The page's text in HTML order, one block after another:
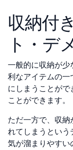
収納付
ト・ デ
一般的に収納が少
利なアイテムの一
にしまうことが
ことができます。
ただ一方で、収
れてしまうという
気が溜まりやすい